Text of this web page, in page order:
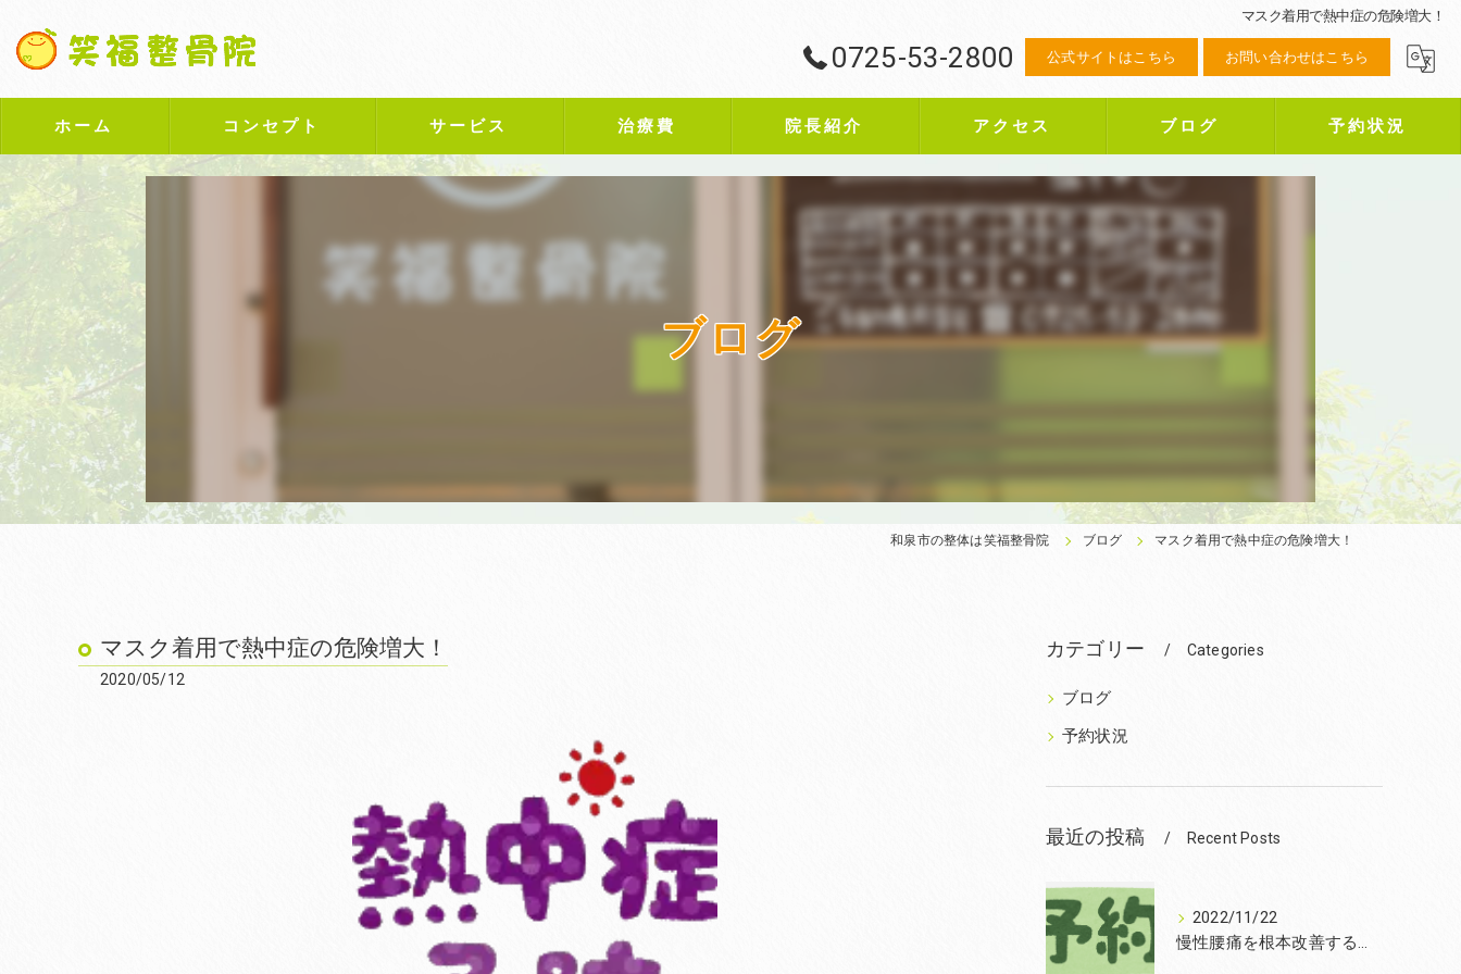
マスク着用で熱中症の危険増大！
0725-53-2800 公式サイトはこちら お問い合わせはこちら
ホーム コンセプト サービス 治療費 院長紹介 アクセス ブログ 予約状況
ブログ
和泉市の整体は笑福整骨院 ブログ マスク着用で熱中症の危険増大！
マスク着用で熱中症の危険増大！
2020/05/12
カテゴリー Categories
ブログ
予約状況
最近の投稿 Recent Posts
2022/11/22
慢性腰痛を根本改善するなら和泉市の笑福整骨院【2022年11月22日の予約状況】